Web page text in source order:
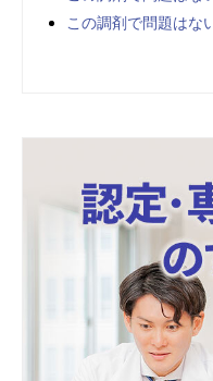
この調剤で問題はな